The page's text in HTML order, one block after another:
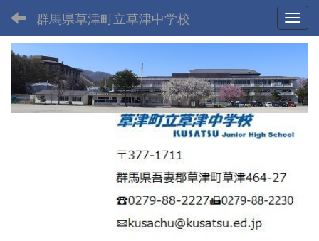
群馬県草津町立草津中学校